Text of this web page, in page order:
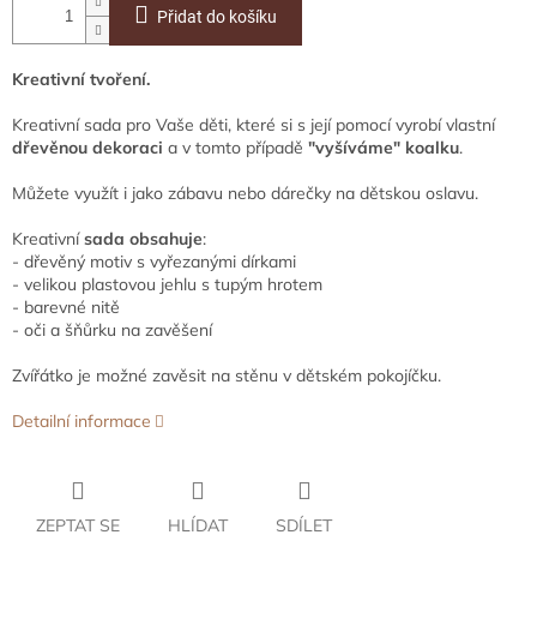
Přidat do košíku
Kreativní tvoření.
Kreativní sada pro Vaše děti, které si s její pomocí vyrobí vlastní
dřevěnou dekoraci a v tomto případě "vyšíváme" koalku.
Můžete využít i jako zábavu nebo dárečky na dětskou oslavu.
Kreativnísada obsahuje:
- dřevěný motiv s vyřezanými dírkami
- velikou plastovou jehlu s tupým hrotem
- barevné nitě
- oči a šňůrku na zavěšení
Zvířátko je možné zavěsit na stěnu v dětském pokojíčku.
Detailní informace
ZEPTAT SE HLÍDAT SDÍLET